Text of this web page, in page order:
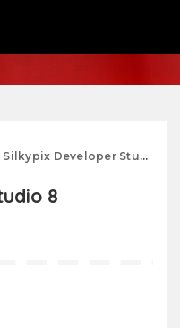
Silkypix Developer Studio 8
8